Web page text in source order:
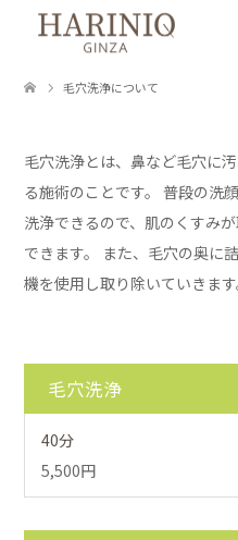
毛穴洗浄について
毛穴洗浄とは、鼻など毛穴に
る施術のことです。 普段の洗
洗浄できるので、肌のくすみ
できます。 また、毛穴の奥に
機を使用し取り除いていきます
毛穴洗浄
40分
5,500円